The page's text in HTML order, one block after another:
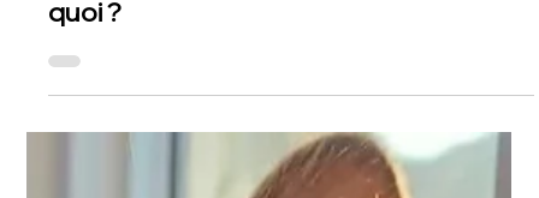
Le léchage chez le chat, ça veut dire
quoi ?